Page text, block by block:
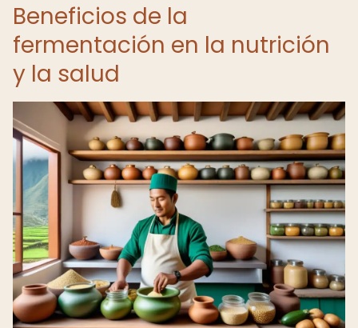
Beneficios de la
fermentación en la nutrición
y la salud